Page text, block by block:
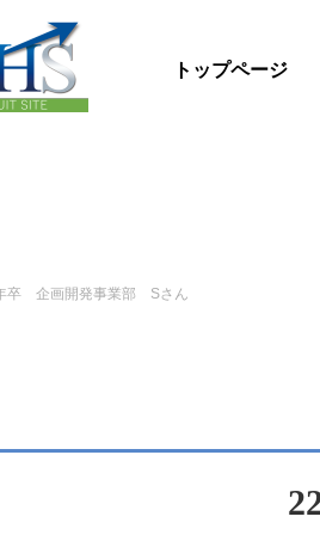
トップページ
卒 企画開発事業部 Sさん